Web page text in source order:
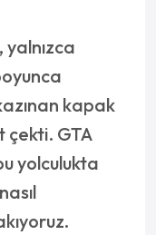
kapak
çekti. GTA
yolculukta